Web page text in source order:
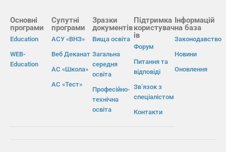
Основні
програми
Education
WEB-
Education
Супутні
програми
АСУ «ВНЗ»
Веб Деканат
АС «Школа»
АС «Тест»
Зразки
документів
Вища освіта
Загальна
середня
освіта
Професійно-
технічна
освіта
Підтримка
користувач
ів
Форум
Питання та
відповіді
Зв’язок з
спеціалістом
Контакти
Інформацій
на база
Законодавство
Новини
Оновлення